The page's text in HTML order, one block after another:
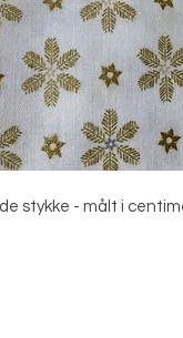
stykke - målt i